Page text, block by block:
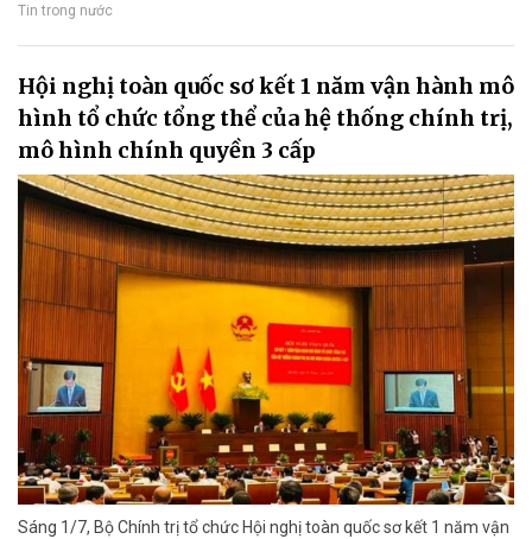
Tin trong nước
Hội nghị toàn quốc sơ kết 1 năm vận hành mô
hình tổ chức tổng thể của hệ thống chính trị,
mô hình chính quyền 3 cấp
Sáng 1/7, Bộ Chính trị tổ chức Hội nghị toàn quốc sơ kết 1 năm vận